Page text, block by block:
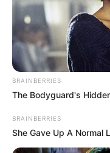
BRAINBERRIES
The Bodyguard's
BRAINBERRIES
She Gave Up A Normal